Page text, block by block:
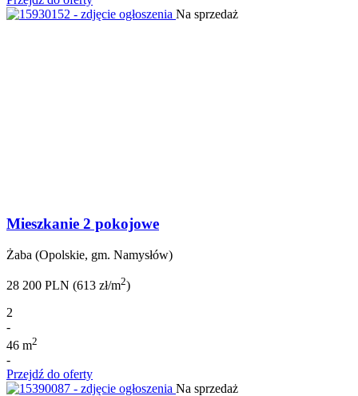
Na sprzedaż
Mieszkanie 2 pokojowe
Żaba (Opolskie, gm. Namysłów)
28 200 PLN (613 zł/m2)
2
-
46 m2
-
Przejdź do oferty
Na sprzedaż